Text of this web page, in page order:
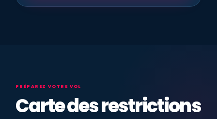
PRÉPAREZ VOTRE VOL
Carte des restrictions